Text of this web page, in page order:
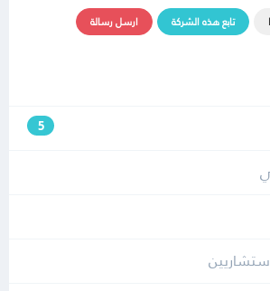
تابع هذه الشركة ارسل رسالة
5